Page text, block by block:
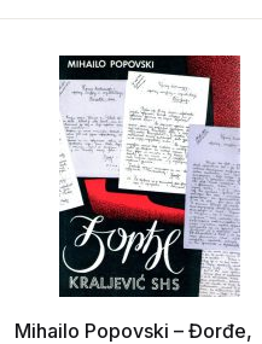
Mihailo Popovski – Đorđe,